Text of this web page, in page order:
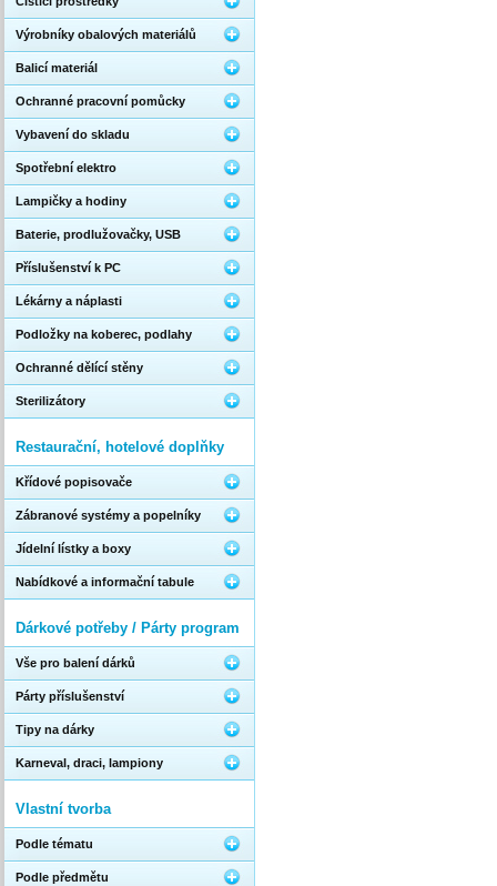
Výrobníky obalových materiálů
Balicí materiál
Ochranné pracovní pomůcky
Vybavení do skladu
Spotřební elektro
Lampičky a hodiny
Baterie, prodlužovačky, USB
Příslušenství k PC
Lékárny a náplasti
Podložky na koberec, podlahy
Ochranné dělící stěny
Sterilizátory
Restaurační, hotelové doplňky
Křídové popisovače
Zábranové systémy a popelníky
Jídelní lístky a boxy
Nabídkové a informační tabule
Dárkové potřeby / Párty program
Vše pro balení dárků
Párty příslušenství
Tipy na dárky
Karneval, draci, lampiony
Vlastní tvorba
Podle tématu
Podle předmětu